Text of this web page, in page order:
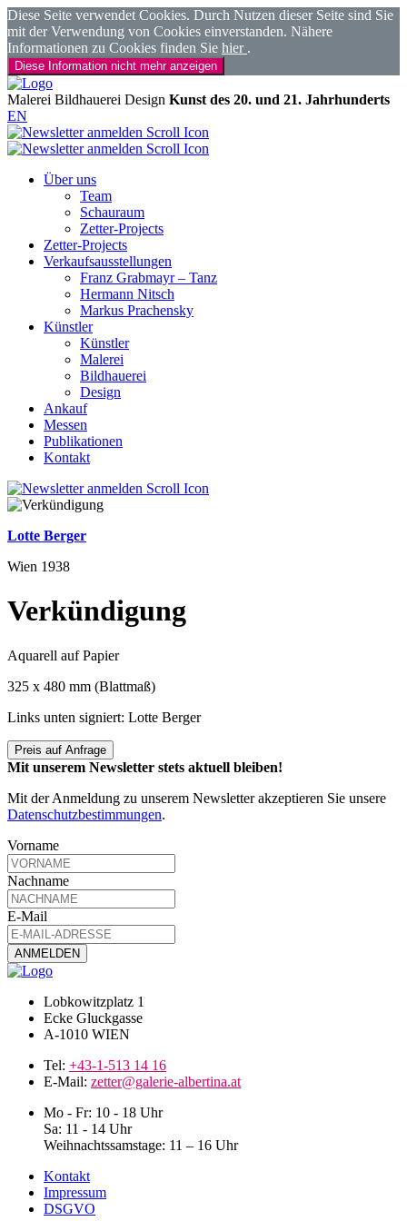
Diese Seite verwendet Cookies. Durch Nutzen dieser Seite sind Sie
mit der Verwendung von Cookies einverstanden. Nähere
Informationen zu Cookies finden Sie hier .
Diese Information nicht mehr anzeigen
Malerei Bildhauerei Design Kunst des 20. und 21. Jahrhunderts
EN
Über uns
Team
Schauraum
Zetter-Projects
Zetter-Projects
Verkaufsausstellungen
Franz Grabmayr – Tanz
Hermann Nitsch
Markus Prachensky
Künstler
Künstler
Malerei
Bildhauerei
Design
Ankauf
Messen
Publikationen
Kontakt
Lotte Berger
Wien 1938
Verkündigung
Aquarell auf Papier
325 x 480 mm (Blattmaß)
Links unten signiert: Lotte Berger
Preis auf Anfrage
Mit unserem Newsletter stets aktuell bleiben!
Mit der Anmeldung zu unserem Newsletter akzeptieren Sie unsere
Datenschutzbestimmungen.
Vorname
Nachname
E-Mail
Lobkowitzplatz 1
Ecke Gluckgasse
A-1010 WIEN
Tel: +43-1-513 14 16
E-Mail: zetter@galerie-albertina.at
Mo - Fr: 10 - 18 Uhr
Sa: 11 - 14 Uhr
Weihnachtssamstage: 11 – 16 Uhr
Kontakt
Impressum
DSGVO